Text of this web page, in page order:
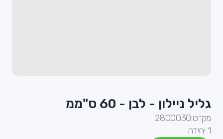
גליל ניילון - לבן - 60 ס"ממ
מק״ט:2800030
1 יחידה